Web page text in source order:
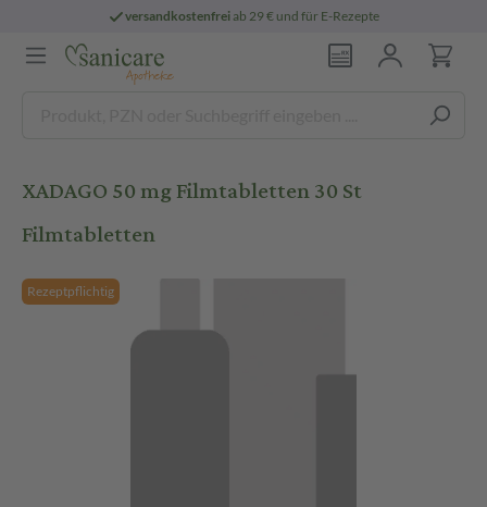
versandkostenfreiab 29 € und für E-Rezepte
XADAGO 50 mg Filmtabletten 30 St
Filmtabletten
Rezeptpflichtig